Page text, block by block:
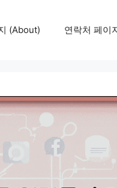
(About) 연락처 페이